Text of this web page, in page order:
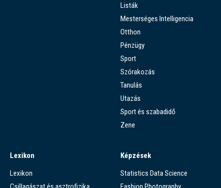
Listák
Mesterséges Intelligencia
Otthon
Pénzügy
Sport
Szórakozás
Tanulás
Utazás
Sport és szabadidő
Zene
Lexikon
Lexikon
Képzések
Statistics Data Science